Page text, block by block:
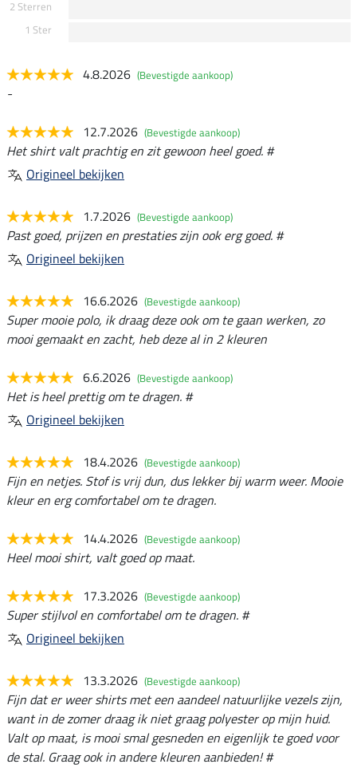
2 Sterren
1 Ster
4.8.2026 (Bevestigde aankoop)
-
12.7.2026 (Bevestigde aankoop)
Het shirt valt prachtig en zit gewoon heel goed. #
Origineel bekijken
1.7.2026 (Bevestigde aankoop)
Past goed, prijzen en prestaties zijn ook erg goed. #
Origineel bekijken
16.6.2026 (Bevestigde aankoop)
Super mooie polo, ik draag deze ook om te gaan werken, zo
mooi gemaakt en zacht, heb deze al in 2 kleuren
6.6.2026 (Bevestigde aankoop)
Het is heel prettig om te dragen. #
Origineel bekijken
18.4.2026 (Bevestigde aankoop)
Fijn en netjes. Stof is vrij dun, dus lekker bij warm weer. Mooie
kleur en erg comfortabel om te dragen.
14.4.2026 (Bevestigde aankoop)
Heel mooi shirt, valt goed op maat.
17.3.2026 (Bevestigde aankoop)
Super stijlvol en comfortabel om te dragen. #
Origineel bekijken
13.3.2026 (Bevestigde aankoop)
Fijn dat er weer shirts met een aandeel natuurlijke vezels zijn,
want in de zomer draag ik niet graag polyester op mijn huid.
Valt op maat, is mooi smal gesneden en eigenlijk te goed voor
de stal. Graag ook in andere kleuren aanbieden! #